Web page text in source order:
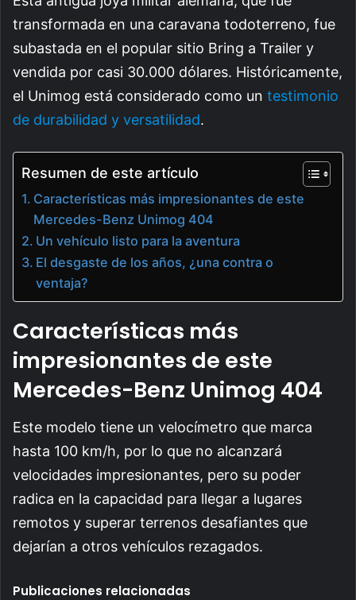
transformada en una caravana todoterreno, fue
subastada en el popular sitio Bring a Trailer y
vendida por casi 30.000 dólares. Históricamente,
el Unimog está considerado como un testimonio
de durabilidad y versatilidad.
Resumen de este artículo
Características más impresionantes de este
Mercedes-Benz Unimog 404
Un vehículo listo para la aventura
El desgaste de los años, ¿una contra o
ventaja?
Características más
impresionantes de este
Mercedes-Benz Unimog 404
Este modelo tiene un velocímetro que marca
hasta 100 km/h, por lo que no alcanzará
velocidades impresionantes, pero su poder
radica en la capacidad para llegar a lugares
remotos y superar terrenos desafiantes que
dejarían a otros vehículos rezagados.
Publicaciones relacionadas